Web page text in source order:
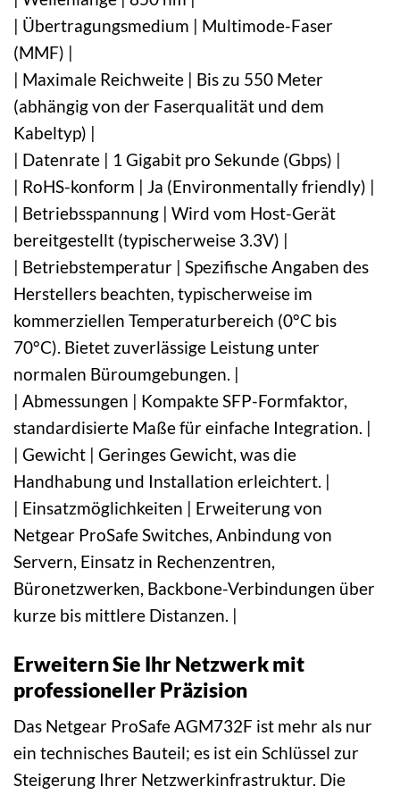
| Übertragungsmedium | Multimode-Faser
(MMF) |
| Maximale Reichweite | Bis zu 550 Meter
(abhängig von der Faserqualität und dem
Kabeltyp) |
| Datenrate | 1 Gigabit pro Sekunde (Gbps) |
| RoHS-konform | Ja (Environmentally friendly) |
| Betriebsspannung | Wird vom Host-Gerät
bereitgestellt (typischerweise 3.3V) |
| Betriebstemperatur | Spezifische Angaben des
Herstellers beachten, typischerweise im
kommerziellen Temperaturbereich (0°C bis
70°C). Bietet zuverlässige Leistung unter
normalen Büroumgebungen. |
| Abmessungen | Kompakte SFP-Formfaktor,
standardisierte Maße für einfache Integration. |
| Gewicht | Geringes Gewicht, was die
Handhabung und Installation erleichtert. |
| Einsatzmöglichkeiten | Erweiterung von
Netgear ProSafe Switches, Anbindung von
Servern, Einsatz in Rechenzentren,
Büronetzwerken, Backbone-Verbindungen über
kurze bis mittlere Distanzen. |
Erweitern Sie Ihr Netzwerk mit
professioneller Präzision
Das Netgear ProSafe AGM732F ist mehr als nur
ein technisches Bauteil; es ist ein Schlüssel zur
Steigerung Ihrer Netzwerkinfrastruktur. Die